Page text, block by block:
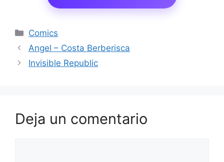
Categorías
Comics
Angel – Costa Berberisca
Invisible Republic
Deja un comentario